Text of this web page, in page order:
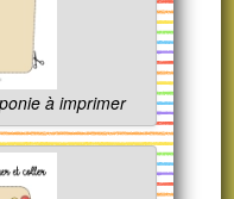
à imprimer